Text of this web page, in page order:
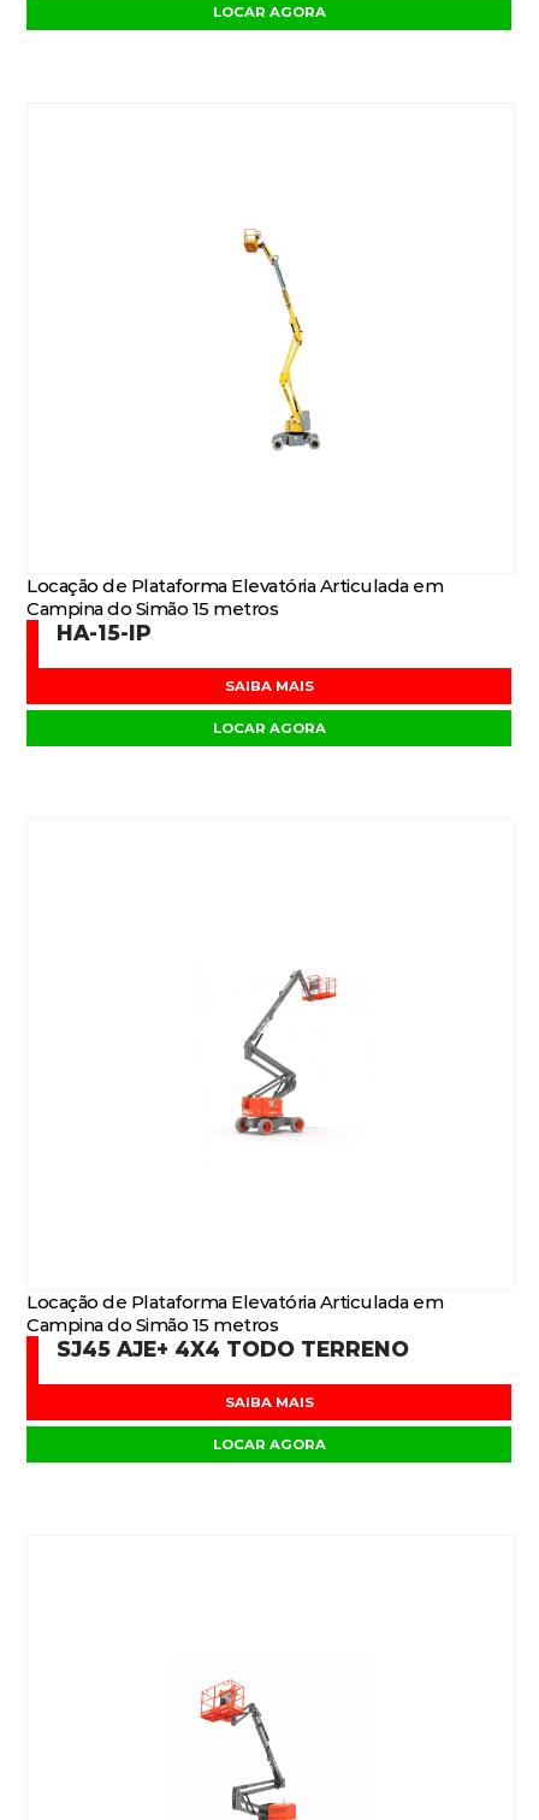
LOCAR AGORA
Locação de Plataforma Elevatória Articulada em
Campina do Simão 15 metros
HA-15-IP
SAIBA MAIS
LOCAR AGORA
Locação de Plataforma Elevatória Articulada em
Campina do Simão 15 metros
SJ45 AJE+ 4X4 TODO TERRENO
SAIBA MAIS
LOCAR AGORA